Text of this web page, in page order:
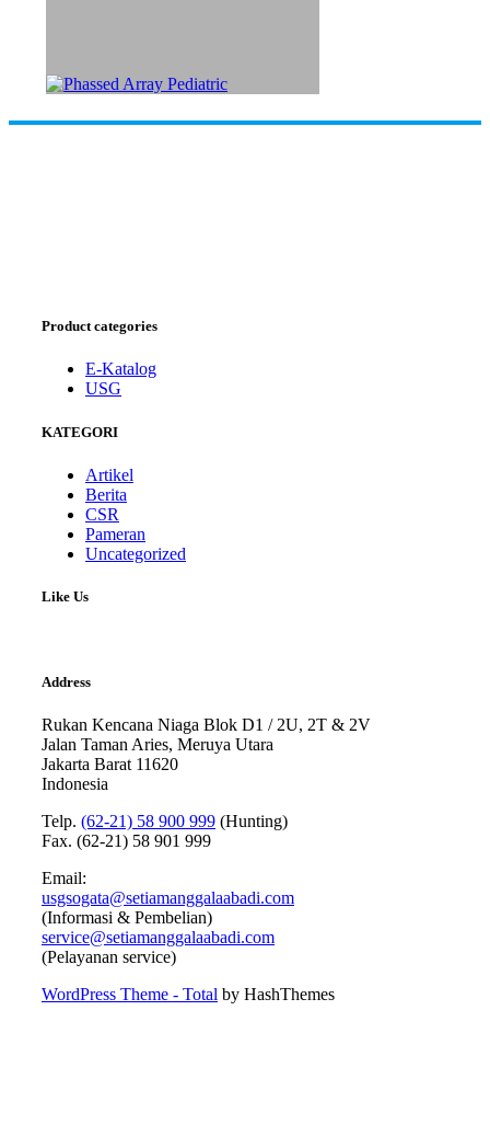
Product categories
E-Katalog
USG
KATEGORI
Artikel
Berita
CSR
Pameran
Uncategorized
Like Us
Address
Rukan Kencana Niaga Blok D1 / 2U, 2T & 2V
Jalan Taman Aries, Meruya Utara
Jakarta Barat 11620
Indonesia
Telp. (62-21) 58 900 999 (Hunting)
Fax. (62-21) 58 901 999
Email:
usgsogata@setiamanggalaabadi.com
(Informasi & Pembelian)
service@setiamanggalaabadi.com
(Pelayanan service)
WordPress Theme - Total by HashThemes